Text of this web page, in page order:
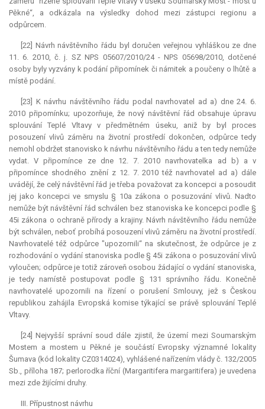
Pěkné“, a odkázala na výsledky dohod mezi zástupci regionu a
odpůrcem.
[22] Návrh návštěvního řádu byl doručen veřejnou vyhláškou ze dne
11. 6. 2010, č. j. SZ NPS 05607/2010/24 - NPS 05698/2010, dotčené
osoby byly vyzvány k podání připomínek či námitek a poučeny o lhůtě a
místě podání.
[23] K návrhu návštěvního řádu podal navrhovatel ad a) dne 24. 6.
2010 připomínku; upozorňuje, že nový návštěvní řád obsahuje úpravu
splouvání Teplé Vltavy v předmětném úseku, aniž by byl proces
posouzení vlivů záměru na životní prostředí dokončen, odpůrce tedy
nemohl obdržet stanovisko k návrhu návštěvního řádu a ten tedy nemůže
vydat. V připomínce ze dne 12. 7. 2010 navrhovatelka ad b) a v
připomínce shodného znění z 12. 7. 2010 též navrhovatel ad a) dále
uvádějí, že celý návštěvní řád je třeba považovat za koncepci a posoudit
jej jako koncepci ve smyslu § 10a zákona o posuzování vlivů. Nadto
nemůže být návštěvní řád schválen bez stanoviska ke koncepci podle §
45i zákona o ochraně přírody a krajiny. Návrh návštěvního řádu nemůže
být schválen, neboť probíhá posouzení vlivů záměru na životní prostředí.
Navrhovatelé též odpůrce "upozornili“ na skutečnost, že odpůrce je z
rozhodování o vydání stanoviska podle § 45i zákona o posuzování vlivů
vyloučen; odpůrce je totiž zároveň osobou žádající o vydání stanoviska,
je tedy namístě postupovat podle § 131 správního řádu. Konečně
navrhovatelé upozornili na řízení o porušení Smlouvy, jež s Českou
republikou zahájila Evropská komise týkající se právě splouvání Teplé
Vltavy.
[24] Nejvyšší správní soud dále zjistil, že území mezi Soumarským
Mostem a mostem u Pěkné je součástí Evropsky významné lokality
Šumava (kód lokality CZ0314024), vyhlášené nařízením vlády č. 132/2005
Sb., příloha 187; perlorodka říční (Margaritifera margaritifera) je uvedena
mezi zde žijícími druhy.
III. Přípustnost návrhu